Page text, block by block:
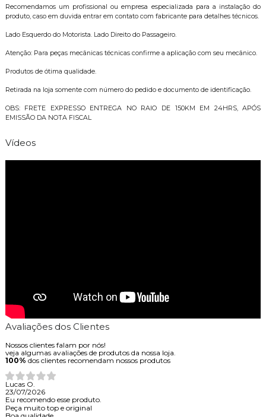
Recomendamos um profissional ou empresa especializada para a instalação do
produto, caso em duvida entrar em contato com fabricante para detalhes técnicos.
Lado Esquerdo do Motorista. Lado Direito do Passageiro.
Atenção: Para peças mecânicas técnicas confirme a aplicação com seu mecânico.
Produtos de ótima qualidade.
Retirada na loja somente com número do pedido e documento de identificação.
OBS: FRETE EXPRESSO ENTREGA NO RAIO DE 150KM EM 24HRS, APÓS
EMISSÃO DA NOTA FISCAL
Vídeos
Avaliações dos Clientes
Nossos clientes falam por nós!
veja algumas avaliações de produtos da nossa loja.
100% dos clientes recomendam nossos produtos
Lucas O.
23/07/2026
Eu recomendo esse produto.
Peça muito top e original